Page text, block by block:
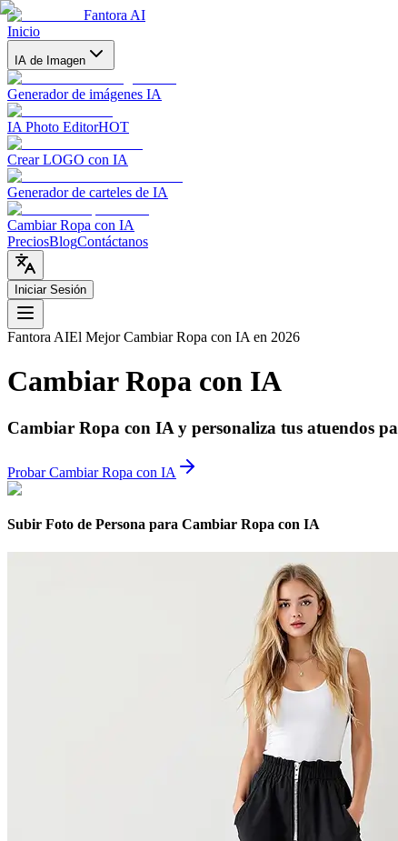
Fantora AI
Inicio
IA de Imagen
Generador de imágenes IA
IA Photo EditorHOT
Crear LOGO con IA
Generador de carteles de IA
Cambiar Ropa con IA
PreciosBlogContáctanos
Iniciar Sesión
Fantora AIEl Mejor Cambiar Ropa con IA en 2026
Cambiar Ropa con IA
Cambiar Ropa con IA y personaliza tus atuendos
Probar Cambiar Ropa con IA
Subir Foto de Persona para Cambiar Ropa con IA